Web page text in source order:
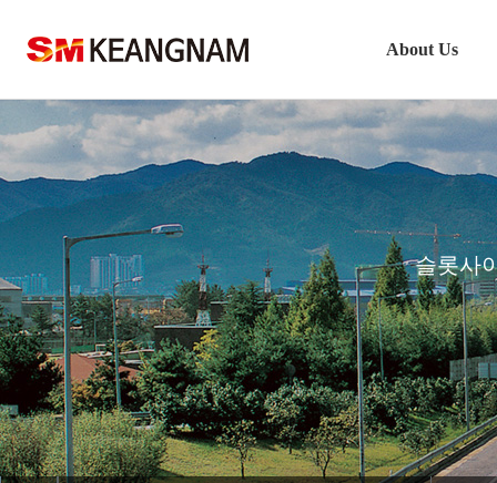
About Us
Company Outline
CEO’s Greet카지노
Vision
History
Keangn슬롯사이트 업카지노
Safety M정품 슬롯사이트
Location
슬롯사